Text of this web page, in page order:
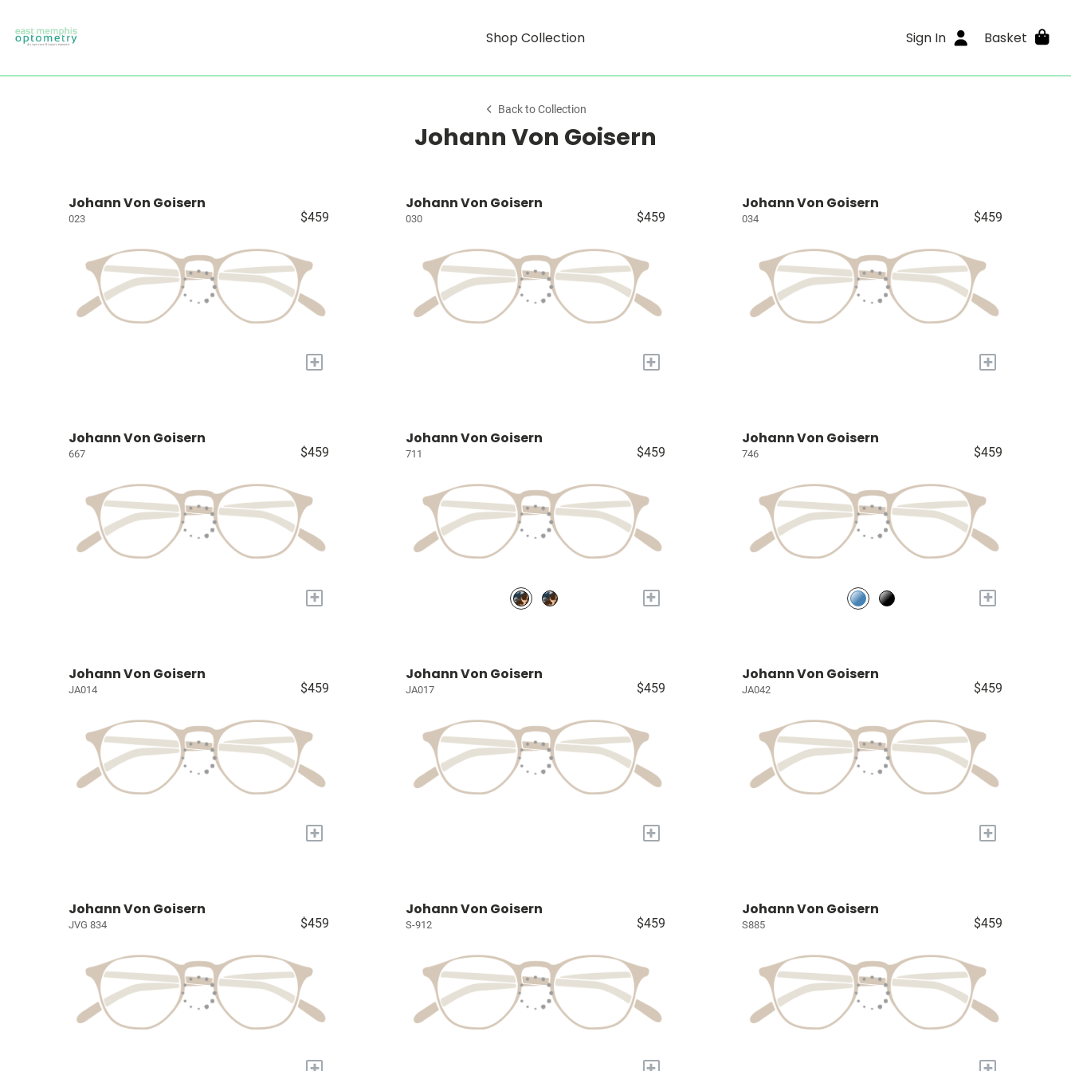
Shop Collection Sign In Basket
Back to Collection
Johann Von Goisern
Johann Von Goisern
023 $459
+
Johann Von Goisern
030 $459
+
Johann Von Goisern
034 $459
+
Johann Von Goisern
667 $459
+
Johann Von Goisern
711 $459
+
Johann Von Goisern
746 $459
+
Johann Von Goisern
JA014 $459
+
Johann Von Goisern
JA017 $459
+
Johann Von Goisern
JA042 $459
+
Johann Von Goisern
JVG 834 $459
Johann Von Goisern
S-912 $459
Johann Von Goisern
S885 $459